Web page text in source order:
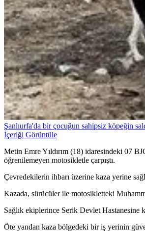
Şanlıurfa'da bir çocuğun sahipsiz köpeğin
İçeriği Görüntüle
Metin Emre Yıldırım (18) idaresindeki 07
öğrenilemeyen motosikletle çarpıştı.
Çevredekilerin ihbarı üzerine kaza yerine
Kazada, sürücüler ile motosikletteki
Sağlık ekiplerince Serik Devlet Hastanesine
Öte yandan kaza bölgedeki bir iş yerinin